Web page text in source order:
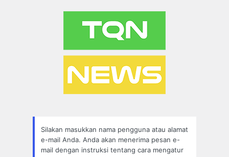
Silakan masukkan nama pengguna atau alamat
e-mail Anda. Anda akan menerima pesan e-
mail dengan instruksi tentang cara mengatur